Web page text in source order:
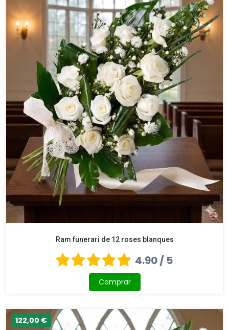
Ram funerari de 12 roses blanques
4.90 / 5
Comprar
122,00 €